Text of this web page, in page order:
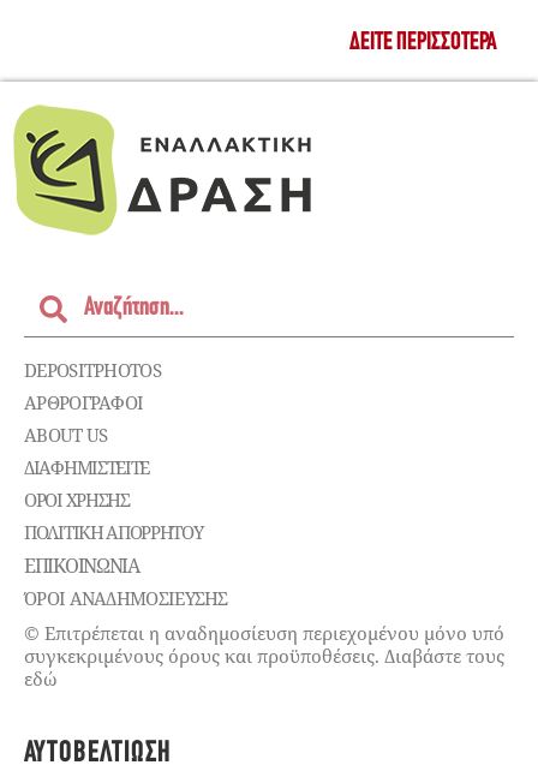
ΔΕΊΤΕ ΠΕΡΙΣΣΌΤΕΡΑ
DEPOSITPHOTOS
ΑΡΘΡΟΓΡΑΦΟΙ
ABOUT US
ΔΙΑΦΗΜΙΣΤΕΊΤΕ
ΌΡΟΙ ΧΡΉΣΗΣ
ΠΟΛΙΤΙΚΉ ΑΠΟΡΡΉΤΟΥ
ΕΠΙΚΟΙΝΩΝΊΑ
ΌΡΟΙ ΑΝΑΔΗΜΟΣΙΕΥΣΗΣ
© Επιτρέπεται η αναδημοσίευση περιεχομένου μόνο υπό
συγκεκριμένους όρους και προϋποθέσεις. Διαβάστε τους
εδώ
ΑΥΤΟΒΕΛΤΊΩΣΗ